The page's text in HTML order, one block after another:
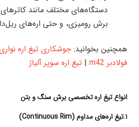
دستگاه‌های مختلف مانند
برش رومیزی، و حتی اره‌های
همچنین بخوانید: جوشکاری تیغ اره
فولادبر m42
| تیغ اره سوپر آلیاژ
انواع تیغ اره‌ تخصصی برش سنگ و بتن
۱.تیغ اره‌های مداوم (Continuous Rim)